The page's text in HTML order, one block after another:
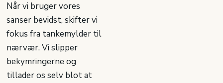
Når vi bruger vores
sanser bevidst, skifter vi
fokus fra tankemylder til
nærvær. Vi slipper
bekymringerne og
tillader os selv blot at